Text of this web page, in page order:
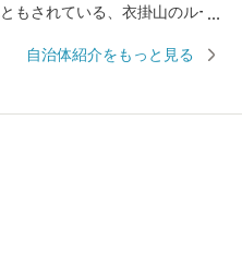
もされている、衣掛山のルー
限、甘さが自慢の「東浦みか
ページをご覧ください。 http
ピー＆ペーストしアドレスバー
3090-1336 Mail：f.tsuruga
自治体紹介をもっと見る